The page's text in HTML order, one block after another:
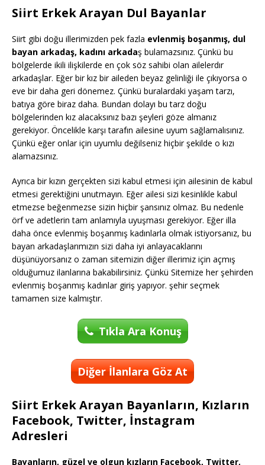
Siirt Erkek Arayan Dul Bayanlar
Siirt gibi doğu illerimizden pek fazla evlenmiş boşanmış, dul
bayan arkadaş, kadını arkadaş bulamazsınız. Çünkü bu
bölgelerde ikili ilişkilerde en çok söz sahibi olan ailelerdır
arkadaşlar. Eğer bir kız bir aileden beyaz gelinliği ile çıkıyorsa o
eve bir daha geri dönemez. Çünkü buralardaki yaşam tarzı,
batıya göre biraz daha. Bundan dolayı bu tarz doğu
bölgelerinden kız alacaksınız bazı şeyleri göze almanız
gerekiyor. Öncelikle karşı tarafın ailesine uyum sağlamalısınız.
Çünkü eğer onlar için uyumlu değilseniz hiçbir şekilde o kızı
alamazsınız.
Ayrıca bir kızın gerçekten sizi kabul etmesi için ailesinin de kabul
etmesi gerektiğini unutmayın. Eğer ailesi sizi kesinlikle kabul
etmezse beğenmezse sizin hiçbir şansınız olmaz. Bu nedenle
örf ve adetlerin tam anlamıyla uyuşması gerekiyor. Eğer illa
daha önce evlenmiş boşanmış kadınlarla olmak istiyorsanız, bu
bayan arkadaşlarımızın sizi daha iyi anlayacaklarını
düşünüyorsanız o zaman sitemizin diğer illerimiz için açmış
olduğumuz ilanlarına bakabilirsiniz. Çünkü Sitemize her şehirden
evlenmiş boşanmış kadınlar giriş yapıyor. şehir seçmek
tamamen size kalmıştır.
Tıkla Ara Konuş
Diğer İlanlara Göz At
Siirt Erkek Arayan Bayanların, Kızların
Facebook, Twitter, İnstagram
Adresleri
Bayanların, güzel ve olgun kızların Facebook, Twitter,